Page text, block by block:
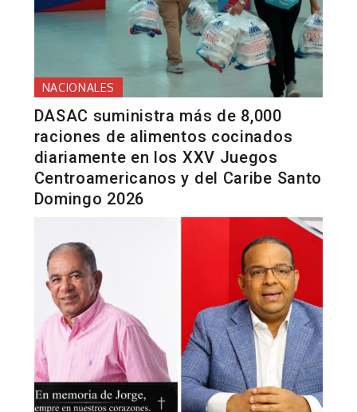
NACIONALES
DASAC suministra más de 8,000
raciones de alimentos cocinados
diariamente en los XXV Juegos
Centroamericanos y del Caribe Santo
Domingo 2026